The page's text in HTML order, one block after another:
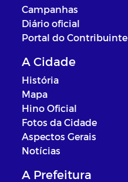
Campanhas
Diário oficial
Portal do Contribuinte
A Cidade
História
Mapa
Hino Oficial
Fotos da Cidade
Aspectos Gerais
Notícias
A Prefeitura